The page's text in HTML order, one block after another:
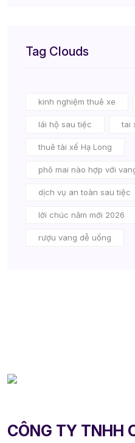
Tag Clouds
kinh nghiệm thuê xe
lái hộ sau tiệc tai
thuê tài xế Hạ Long
phô mai nào hợp với
dịch vụ an toàn sau tiệc
lời chúc năm mới 2026
rượu vang dễ uống
CÔNG TY TNHH